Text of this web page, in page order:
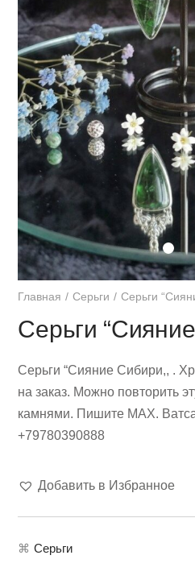
Главная Серьги Серьги
Серьги
Серьги “Сияние Сибири,, .
на заказ. Можно повторить
камнями. Пишите МАХ.
+79780390888
Добавить в Избранное
⌘ Серьги